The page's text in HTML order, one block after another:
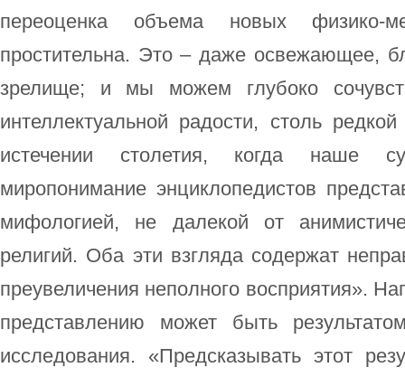
переоценка объема новых физико-
простительна. Это – даже освежающее,
зрелище; и мы можем глубоко
интеллектуальной радости, столь
истечении столетия, когда наше
миропонимание энциклопедистов
мифологией, не далекой от
религий. Оба эти взгляда содержат
преувеличения неполного восприятия».
представлению может быть
исследования. «Предсказывать этот